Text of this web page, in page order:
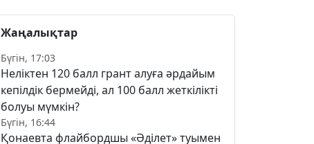
Жаңалықтар
Бүгін, 17:03
Неліктен 120 балл грант алуға әрдайым
кепілдік бермейді, ал 100 балл жеткілікті
болуы мүмкін?
Бүгін, 16:44
Қонаевта флайбордшы «Әділет» туымен